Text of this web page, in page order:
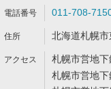
011-708-
北海道札幌
札幌市営地
札幌市営地